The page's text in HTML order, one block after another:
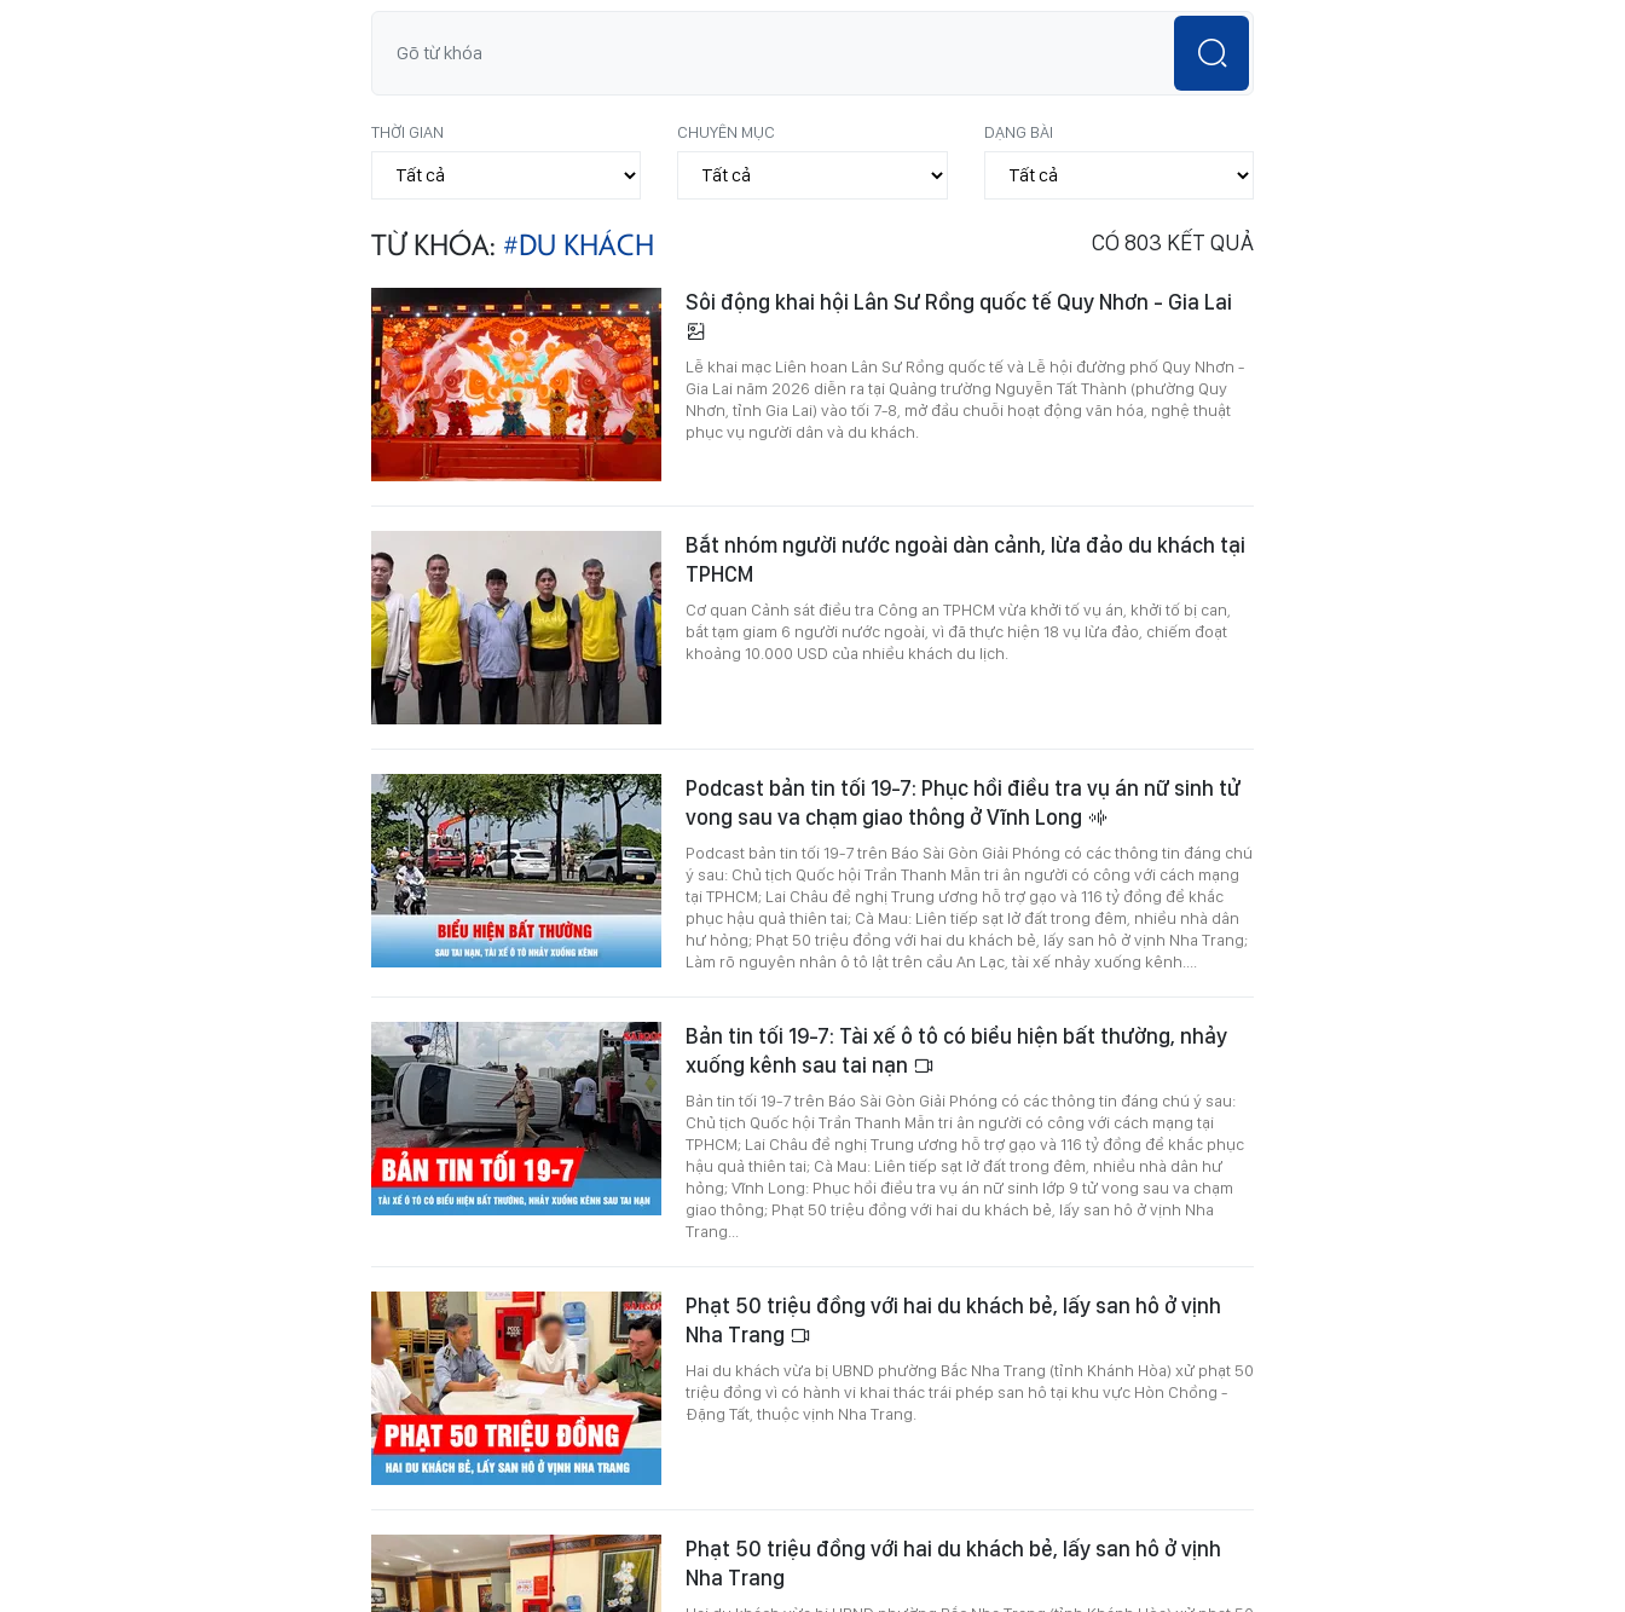
THỜI GIAN CHUYÊN MỤC DẠNG BÀI
TỪ KHÓA: #DU KHÁCH CÓ 803 KẾT QUẢ
Sôi động khai hội Lân Sư Rồng quốc tế Quy Nhơn - Gia Lai
Lễ khai mạc Liên hoan Lân Sư Rồng quốc tế và Lễ hội đường phố Quy Nhơn -
Gia Lai năm 2026 diễn ra tại Quảng trường Nguyễn Tất Thành (phường Quy
Nhơn, tỉnh Gia Lai) vào tối 7-8, mở đầu chuỗi hoạt động văn hóa, nghệ thuật
phục vụ người dân và du khách.
Bắt nhóm người nước ngoài dàn cảnh, lừa đảo du khách tại
TPHCM
Cơ quan Cảnh sát điều tra Công an TPHCM vừa khởi tố vụ án, khởi tố bị can,
bắt tạm giam 6 người nước ngoài, vì đã thực hiện 18 vụ lừa đảo, chiếm đoạt
khoảng 10.000 USD của nhiều khách du lịch.
Podcast bản tin tối 19-7: Phục hồi điều tra vụ án nữ sinh tử
vong sau va chạm giao thông ở Vĩnh Long
Podcast bản tin tối 19-7 trên Báo Sài Gòn Giải Phóng có các thông tin đáng chú
ý sau: Chủ tịch Quốc hội Trần Thanh Mẫn tri ân người có công với cách mạng
tại TPHCM; Lai Châu đề nghị Trung ương hỗ trợ gạo và 116 tỷ đồng để khắc
phục hậu quả thiên tai; Cà Mau: Liên tiếp sạt lở đất trong đêm, nhiều nhà dân
hư hỏng; Phạt 50 triệu đồng với hai du khách bẻ, lấy san hô ở vịnh Nha Trang;
Làm rõ nguyên nhân ô tô lật trên cầu An Lạc, tài xế nhảy xuống kênh....
Bản tin tối 19-7: Tài xế ô tô có biểu hiện bất thường, nhảy
xuống kênh sau tai nạn
Bản tin tối 19-7 trên Báo Sài Gòn Giải Phóng có các thông tin đáng chú ý sau:
Chủ tịch Quốc hội Trần Thanh Mẫn tri ân người có công với cách mạng tại
TPHCM; Lai Châu đề nghị Trung ương hỗ trợ gạo và 116 tỷ đồng để khắc phục
hậu quả thiên tai; Cà Mau: Liên tiếp sạt lở đất trong đêm, nhiều nhà dân hư
hỏng; Vĩnh Long: Phục hồi điều tra vụ án nữ sinh lớp 9 tử vong sau va chạm
giao thông; Phạt 50 triệu đồng với hai du khách bẻ, lấy san hô ở vịnh Nha
Trang...
Phạt 50 triệu đồng với hai du khách bẻ, lấy san hô ở vịnh
Nha Trang
Hai du khách vừa bị UBND phường Bắc Nha Trang (tỉnh Khánh Hòa) xử phạt 50
triệu đồng vì có hành vi khai thác trái phép san hô tại khu vực Hòn Chồng -
Đặng Tất, thuộc vịnh Nha Trang.
Phạt 50 triệu đồng với hai du khách bẻ, lấy san hô ở vịnh
Nha Trang